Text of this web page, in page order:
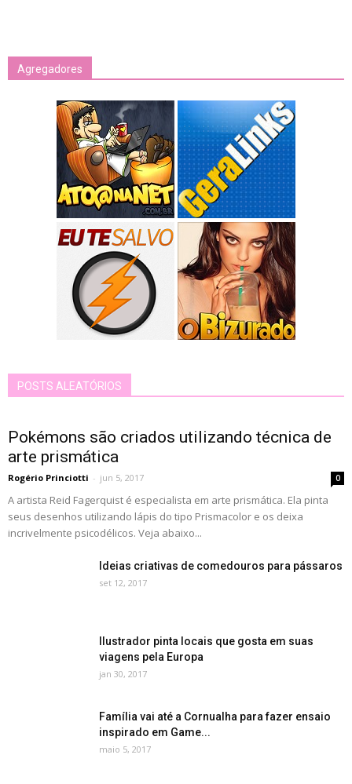
Agregadores
POSTS ALEATÓRIOS
Pokémons são criados utilizando técnica de
arte prismática
Rogério Princiotti - jun 5, 2017 0
A artista Reid Fagerquist é especialista em arte prismática. Ela pinta
seus desenhos utilizando lápis do tipo Prismacolor e os deixa
incrivelmente psicodélicos. Veja abaixo...
Ideias criativas de comedouros para pássaros
set 12, 2017
Ilustrador pinta locais que gosta em suas
viagens pela Europa
jan 30, 2017
Família vai até a Cornualha para fazer ensaio
inspirado em Game...
maio 5, 2017